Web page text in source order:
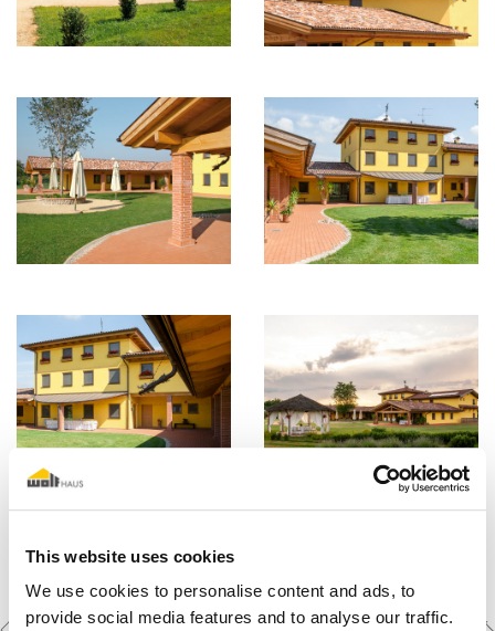
This website uses cookies
We use cookies to personalise content and ads, to
provide social media features and to analyse our traffic.
Previous
Weitere Objekte
Next